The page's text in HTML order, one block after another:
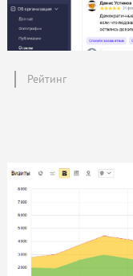
Рейтинг